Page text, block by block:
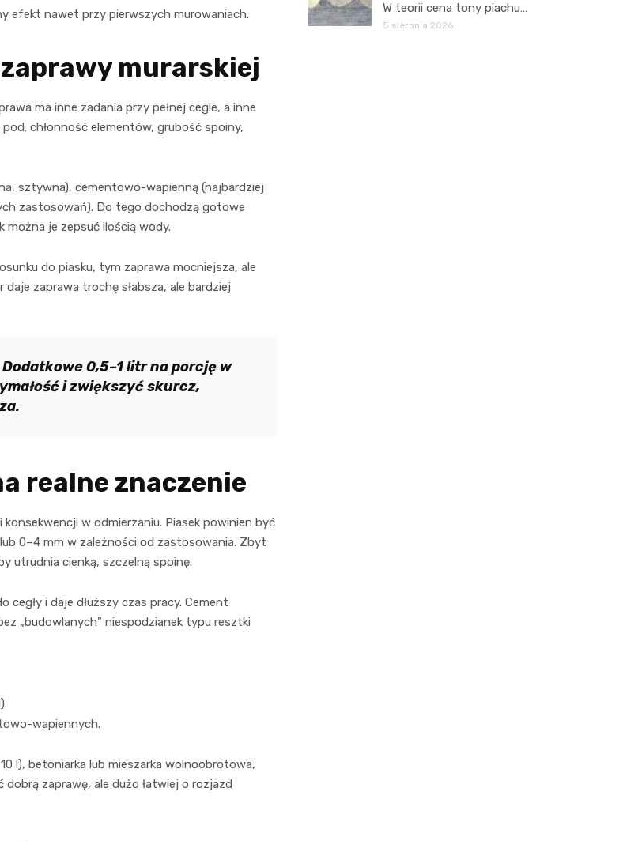
efekt nawet przy pierwszych murowaniach.
murarskiej
ma inne zadania przy pełnej cegle, a inne
chłonność elementów, grubość spoiny,
sztywna), cementowo-wapienną (najbardziej
zastosowań). Do tego dochodzą gotowe
można je zepsuć ilością wody.
do piasku, tym zaprawa mocniejsza, ale
zaprawa trochę słabsza, ale bardziej
Dodatkowe 0,5–1 litr na porcję w
i zwiększyć skurcz,
realne znaczenie
w odmierzaniu. Piasek powinien być
0–4 mm w zależności od zastosowania. Zbyt
utrudnia cienką, szczelną spoinę.
cegły i daje dłuższy czas pracy. Cement
„budowlanych” niespodzianek typu resztki
wapiennych.
l), betoniarka lub mieszarka wolnoobrotowa,
zaprawę, ale dużo łatwiej o rozjazd
W teorii cena tony piachu…
5 sierpnia 2026